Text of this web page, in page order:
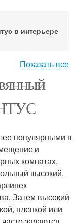
в интерьере
Показать все
популярными в
и
комнатах,
высокий,
Затем высокий
пленкой или